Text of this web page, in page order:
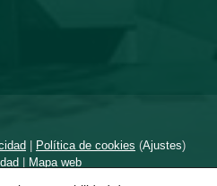
| Política de cookies (Ajustes)
| Mapa web